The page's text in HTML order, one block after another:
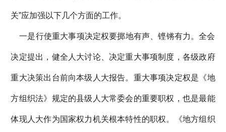
关”应加强以下几个方面的工作。
一是行使重大事项决定权要掷地有声、铿锵有力。全会
决定提出，健全人大讨论、决定重大事项制度，各级政府
重大决策出台前向本级人大报告。重大事项决定权是《地
方组织法》规定的县级人大常委会的重要职权，也是最能
体现人大作为国家权力机关根本特性的职权。《地方组织